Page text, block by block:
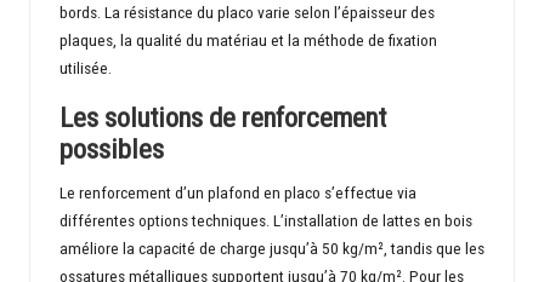
bords. La résistance du placo varie selon l’épaisseur des
plaques, la qualité du matériau et la méthode de fixation
utilisée
Les solutions de renforcement
possibles
Le renforcement d’un plafond en placo s’effectue via
différentes options techniques. L’installation de lattes en bois
améliore la capacité de charge jusqu’à 50 kg/m², tandis que les
ossatures métalliques supportent jusqu’à 70 kg/m². Pour les